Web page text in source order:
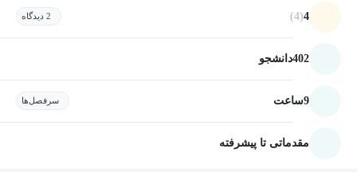
4
(4) 2 دیدگاه
402دانشجو
9ساعت سرفصل‌ها
مقدماتی تا پیشرفته